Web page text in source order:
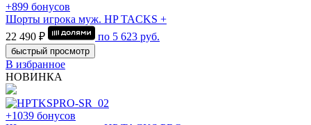
+899 бонусов
Шорты игрока муж. HP TACKS +
22 490 ₽
по 5 623 руб.
быстрый просмотр
В избранное
НОВИНКА
+1039 бонусов